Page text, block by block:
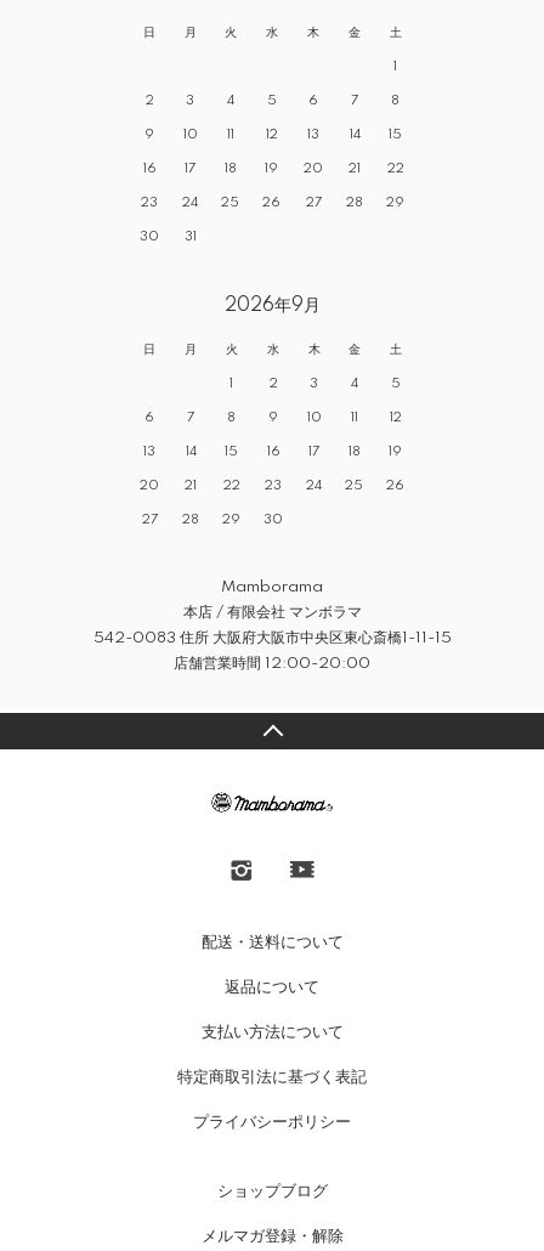
日 月 火 水 木 金 土
1
2 3 4 5 6 7 8
9 10 11 12 13 14 15
16 17 18 19 20 21 22
23 24 25 26 27 28 29
30 31
2026年9月
日 月 火 水 木 金 土
1 2 3 4 5
6 7 8 9 10 11 12
13 14 15 16 17 18 19
20 21 22 23 24 25 26
27 28 29 30
Mamborama
本店 / 有限会社 マンボラマ
542-0083 住所 大阪府大阪市中央区東心斎橋1-11-15
店舗営業時間 12:00-20:00
配送・送料について
返品について
支払い方法について
特定商取引法に基づく表記
プライバシーポリシー
ショップブログ
メルマガ登録・解除